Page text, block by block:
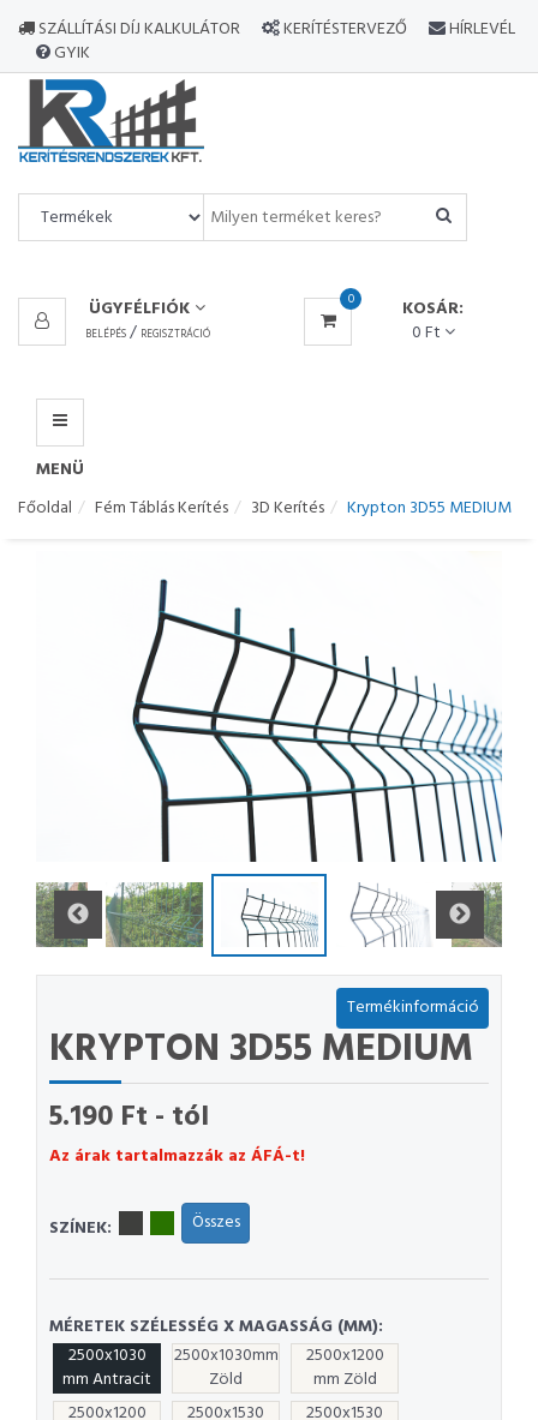
SZÁLLÍTÁSI DÍJ KALKULÁTOR KERÍTÉSTERVEZŐ
HÍRLEVÉL
GYIK
ÜGYFÉLFIÓK
BELÉPÉS/ REGISZTRÁCIÓ
0
KOSÁR:
0 Ft
MENÜ
MINDEN
TERMÉK
MENÜ
Főoldal Fém Táblás Kerítés 3D Kerítés Krypton 3D55 MEDIUM
Termékinformáció
KRYPTON 3D55 MEDIUM
5.190 Ft - tól
Az árak tartalmazzák az ÁFÁ-t!
SZÍNEK: Összes
MÉRETEK SZÉLESSÉG X MAGASSÁG (MM):
2500x1030
mm Antracit
2500x1030mm
Zöld
2500x1200
mm Zöld
2500x1200
2500x1530
2500x1530